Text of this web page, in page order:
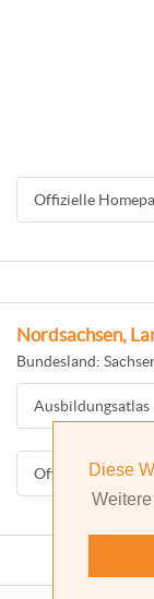
Diese
Offizielle
Nordsachsen,
Bundesland:
Ausbildungsatlas
Offizielle